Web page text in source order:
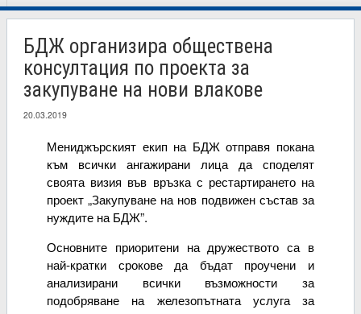
БДЖ организира обществена
консултация по проекта за
закупуване на нови влакове
20.03.2019
Мениджърският екип на БДЖ отправя покана
към всички ангажирани лица да споделят
своята визия във връзка с рестартирането на
проект „Закупуване на нов подвижен състав за
нуждите на БДЖ”.
Основните приоритени на дружеството са в
най-кратки срокове да бъдат проучени и
анализирани всички възможности за
подобряване на железопътната услуга за